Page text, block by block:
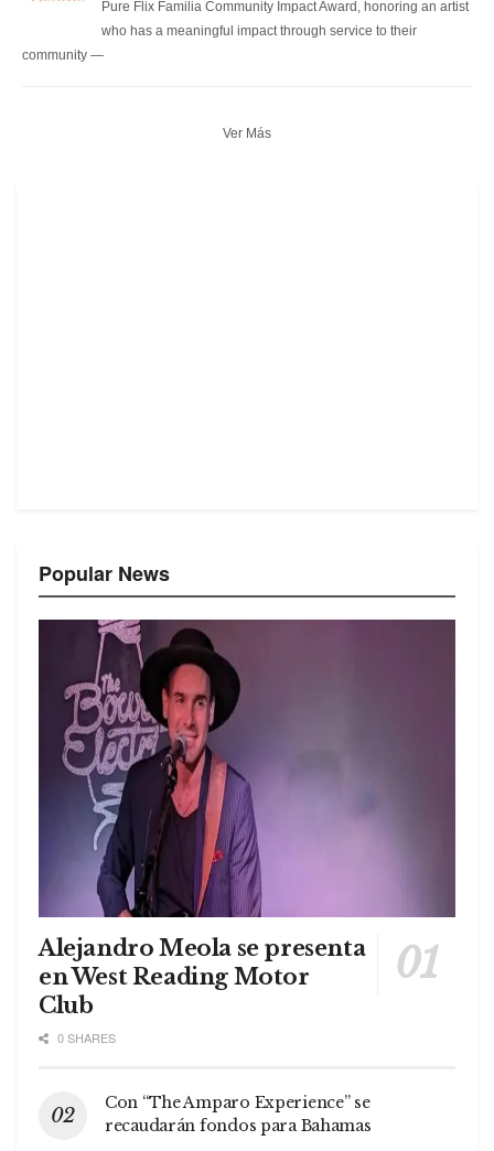
Pure Flix Familia Community Impact Award, honoring an artist
who has a meaningful impact through service to their
community —
Ver Más
Popular News
Alejandro Meola se presenta
en West Reading Motor
Club
0 SHARES
Con “The Amparo Experience” se
recaudarán fondos para Bahamas